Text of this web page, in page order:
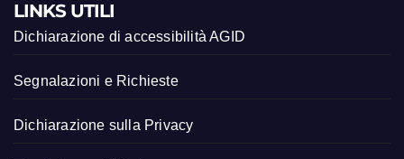
LINKS UTILI
Dichiarazione di accessibilità AGID
Segnalazioni e Richieste
Dichiarazione sulla Privacy